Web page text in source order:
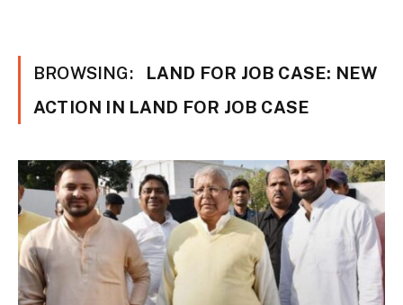
BROWSING:
LAND FOR JOB CASE: NEW
ACTION IN LAND FOR JOB CASE